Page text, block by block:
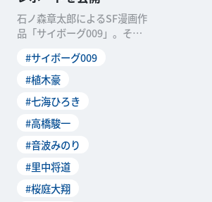
石ノ森章太郎によるSF漫画作
品「サイボーグ009」。その
の舞台化が決定しました。不
朽の名作の舞台化における詳
製作発表記者会見にて明らか
に。本稿ではその...
#サイボーグ009
#植木豪
#七海ひろき
#高橋駿一
#音波みのり
#里中将道
#桜庭大翔